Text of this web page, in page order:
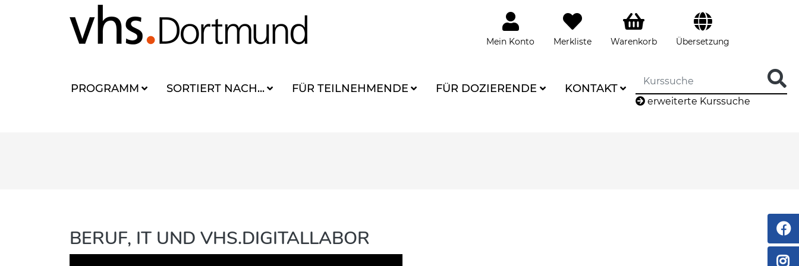
Mein Konto Merkliste Warenkorb Übersetzung
PROGRAMM SORTIERT NACH... FÜR TEILNEHMENDE FÜR DOZIERENDE KONTAKT
erweiterte Kurssuche
BERUF, IT UND VHS.DIGITALLABOR